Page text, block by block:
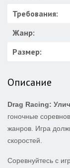
Требования:
Жанр:
Размер:
Описание
Drag Racing:
гоночные
жанров. Игра
скоростей.
Соревнуйтесь с